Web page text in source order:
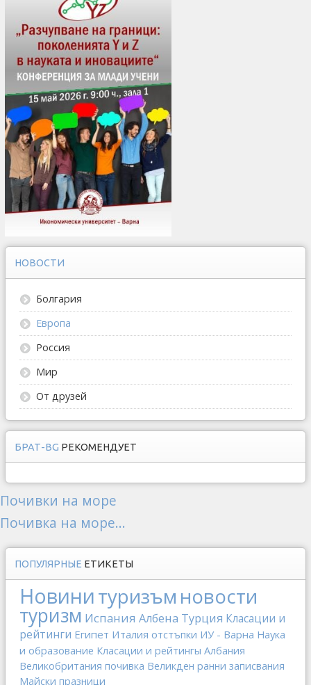
НОВОСТИ
Болгария
Европа
Россия
Мир
От друзей
БРАТ-BG РЕКОМЕНДУЕТ
Почивки на море
Почивка на море...
ПОПУЛЯРНЫЕ ЕТИКЕТЫ
Новинитуризъм новости
туризм Испания Албена Турция Класации и
рейтинги Египет Италия отстъпки ИУ - Варна Наука
и образование Класации и рейтингы Албания
Великобритания почивка Великден ранни записвания
Майски празници